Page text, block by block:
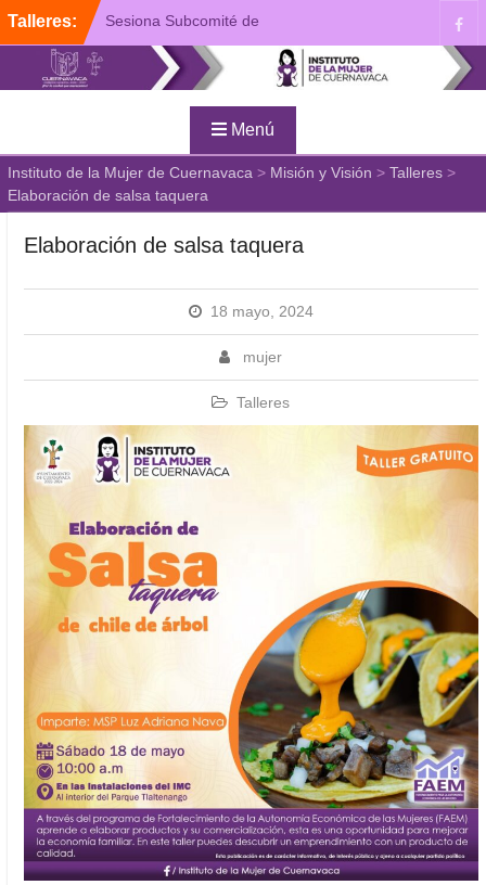
Talleres:
Sesiona Subcomité de
Igualdad y Perspectiva de
Género del Ayuntamiento
de Cuernavaca
Plática de Prevención de la
Violencia de Género
Presentan “Busqueda y
Reconciliación”, Tercera
Antología del IMC
Menú
Instituto de la Mujer de Cuernavaca> Misión y Visión > Talleres>
Elaboración de salsa taquera
Elaboración de salsa taquera
18 mayo, 2024
mujer
Talleres